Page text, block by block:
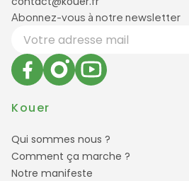
Newsletter et réseaux sociaux
Abonnez-vous à notre newsletter
Votre adresse email
Kouer
Qui sommes nous ?
Comment ça marche ?
Notre manifeste